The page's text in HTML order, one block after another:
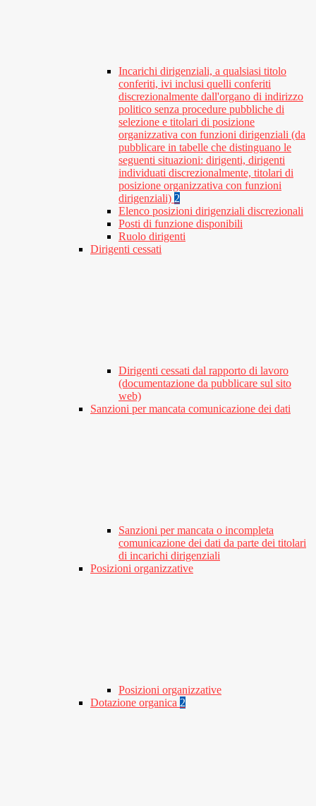
Incarichi dirigenziali, a qualsiasi titolo
conferiti, ivi inclusi quelli conferiti
discrezionalmente dall'organo di indirizzo
politico senza procedure pubbliche di
selezione e titolari di posizione
organizzativa con funzioni dirigenziali (da
pubblicare in tabelle che distinguano le
seguenti situazioni: dirigenti, dirigenti
individuati discrezionalmente, titolari di
posizione organizzativa con funzioni
dirigenziali) 2
Elenco posizioni dirigenziali discrezionali
Posti di funzione disponibili
Ruolo dirigenti
Dirigenti cessati
Dirigenti cessati dal rapporto di lavoro
(documentazione da pubblicare sul sito
web)
Sanzioni per mancata comunicazione dei dati
Sanzioni per mancata o incompleta
comunicazione dei dati da parte dei titolari
di incarichi dirigenziali
Posizioni organizzative
Posizioni organizzative
Dotazione organica 2